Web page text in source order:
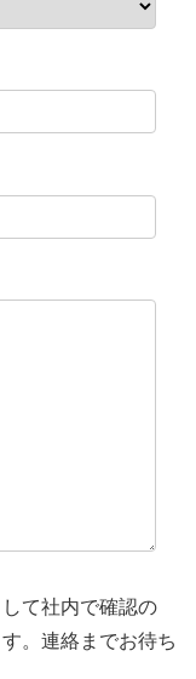
て社内で確認の
。連絡までお待ち